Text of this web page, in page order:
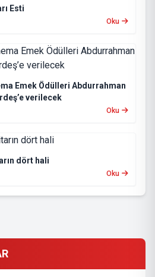
Esti
Oku
Emek Ödülleri Abdurrahman
verilecek
Oku
dört hali
Oku